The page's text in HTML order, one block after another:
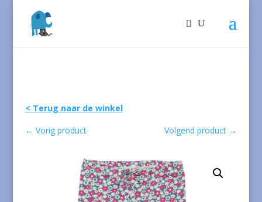
< Terug naar de winkel
← Vorig product Volgend product →